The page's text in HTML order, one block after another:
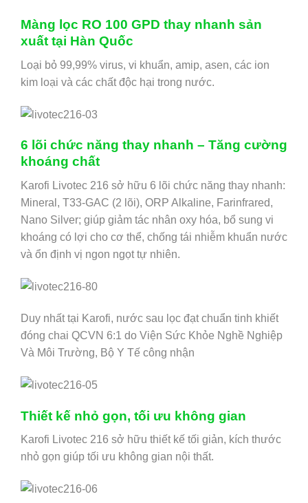
Màng lọc RO 100 GPD thay nhanh sản
xuất tại Hàn Quốc
Loại bỏ 99,99% virus, vi khuẩn, amip, asen, các ion
kim loại và các chất độc hại trong nước.
6 lõi chức năng thay nhanh – Tăng cường
khoáng chất
Karofi Livotec 216 sở hữu 6 lõi chức năng thay nhanh:
Mineral, T33-GAC (2 lõi), ORP Alkaline, Farinfrared,
Nano Silver; giúp giảm tác nhân oxy hóa, bổ sung vi
khoáng có lợi cho cơ thể, chống tái nhiễm khuẩn nước
và ổn định vị ngon ngọt tự nhiên.
Duy nhất tại Karofi, nước sau lọc đạt chuẩn tinh khiết
đóng chai QCVN 6:1 do Viện Sức Khỏe Nghề Nghiệp
Và Môi Trường, Bộ Y Tế công nhận
Thiết kế nhỏ gọn, tối ưu không gian
Karofi Livotec 216 sở hữu thiết kế tối giản, kích thước
nhỏ gọn giúp tối ưu không gian nội thất.